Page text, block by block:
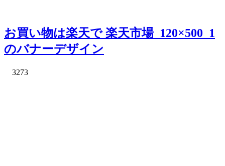
お買い物は楽天で 楽天市場_120×500_1
のバナーデザイン
3273